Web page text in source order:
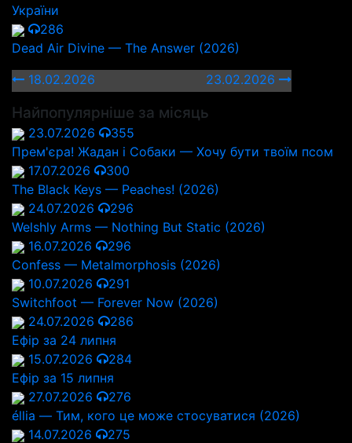
України
286
Dead Air Divine — The Answer (2026)
18.02.2026
23.02.2026
Найпопулярніше за місяць
23.07.2026
355
Прем'єра! Жадан і Собаки — Хочу бути твоїм псом
17.07.2026
300
The Black Keys — Peaches! (2026)
24.07.2026
296
Welshly Arms — Nothing But Static (2026)
16.07.2026
296
Confess — Metalmorphosis (2026)
10.07.2026
291
Switchfoot — Forever Now (2026)
24.07.2026
286
Ефір за 24 липня
15.07.2026
284
Ефір за 15 липня
27.07.2026
276
éllia — Тим, кого це може стосуватися (2026)
14.07.2026
275